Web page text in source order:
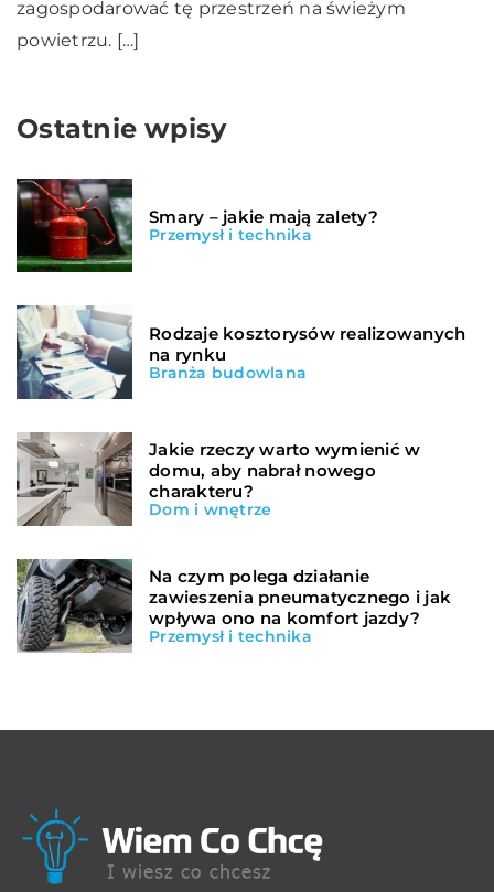
zagospodarować tę przestrzeń na świeżym
powietrzu. […]
Ostatnie wpisy
Smary – jakie mają zalety?
Przemysł i technika
Rodzaje kosztorysów realizowanych
na rynku
Branża budowlana
Jakie rzeczy warto wymienić w
domu, aby nabrał nowego
charakteru?
Dom i wnętrze
Na czym polega działanie
zawieszenia pneumatycznego i jak
wpływa ono na komfort jazdy?
Przemysł i technika